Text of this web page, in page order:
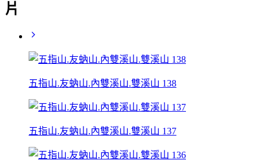
片
五指山.友蚋山.內雙溪山.雙溪山 138
五指山.友蚋山.內雙溪山.雙溪山 137